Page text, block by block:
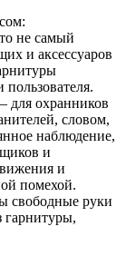
не самый
и аксессуаров
пользователя.
для охранников
словом,
наблюдение,
и
и
помехой.
свободные руки
гарнитуры,